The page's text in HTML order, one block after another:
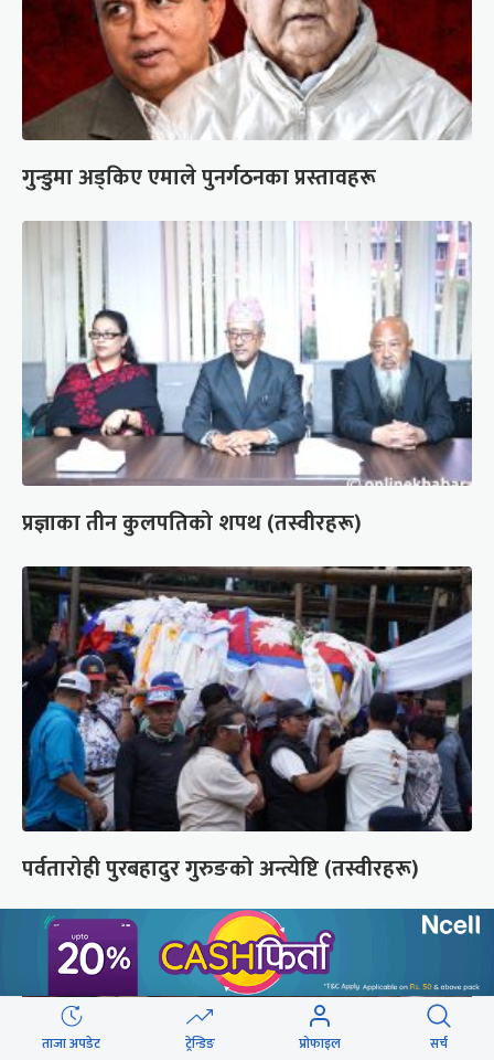
गुन्डुमा अड्किए एमाले पुनर्गठनका प्रस्तावहरू
प्रज्ञाका तीन कुलपतिको शपथ (तस्वीरहरू)
पर्वतारोही पुरबहादुर गुरुङको अन्त्येष्टि (तस्वीरहरू)
ताजा अपडेट ट्रेन्डिङ प्रोफाइल सर्च